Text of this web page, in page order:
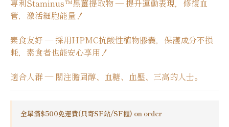
專利Staminus™黑薑提取物 — 提升運動表現，修復血
管，激活細胞能量！
素食友好 — 採用HPMC抗酸性植物膠囊，保護成分不損
耗，素食者也能安心享用！
適合人群 — 關注膽固醇、血糖、血壓、三高的人士。
全單滿$500免運費(只寄SF站/SF櫃) on order